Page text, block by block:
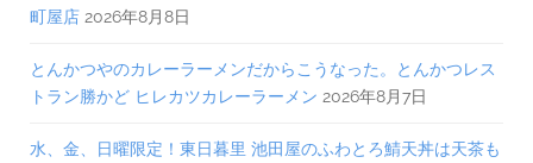
町屋店 2026年8月8日
とんかつやのカレーラーメンだからこうなった。とんかつレス
トラン勝かど ヒレカツカレーラーメン 2026年8月7日
水、金、日曜限定！東日暮里 池田屋のふわとろ鯖天丼は天茶も